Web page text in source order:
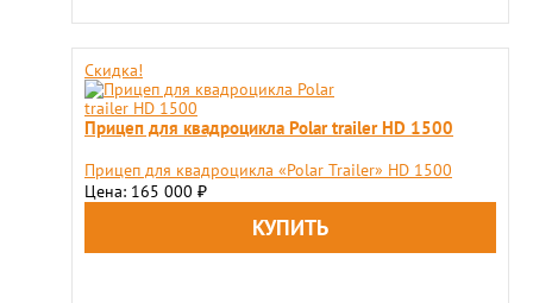
Скидка!
Прицеп для квадроцикла Polar trailer HD 1500
Прицеп для квадроцикла «Polar Trailer» HD 1500
Цена: 165 000 ₽